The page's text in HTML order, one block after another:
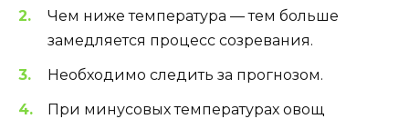
Чем ниже температура — тем больше
замедляется процесс созревания.
Необходимо следить за прогнозом.
При минусовых температурах овощ